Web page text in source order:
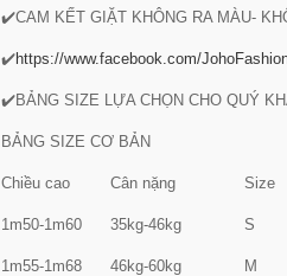
✔️CAM KẾT GIẶT KHÔNG RA MÀU-
✔️https://www.facebook.com/
✔️BẢNG SIZE LỰA CHỌN CHO QUÝ
BẢNG SIZE CƠ BẢN
Chiều cao Cân nặng Size
1m50-1m60 35kg-46kg S
1m55-1m68 46kg-60kg M